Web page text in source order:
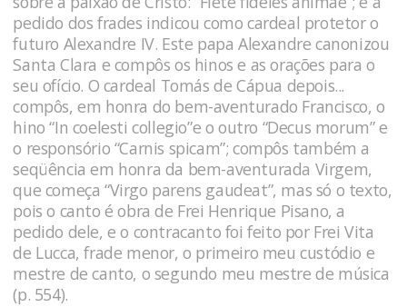
pedido dos frades indicou como cardeal protetor o
futuro Alexandre IV. Este papa Alexandre canonizou
Santa Clara e compôs os hinos e as orações para o
seu ofício. O cardeal Tomás de Cápua depois...
compôs, em honra do bem-aventurado Francisco, o
hino “In coelesti collegio”e o outro “Decus morum” e
o responsório “Carnis spicam”; compôs também a
seqüência em honra da bem-aventurada Virgem,
que começa “Virgo parens gaudeat”, mas só o texto,
pois o canto é obra de Frei Henrique Pisano, a
pedido dele, e o contracanto foi feito por Frei Vita
de Lucca, frade menor, o primeiro meu custódio e
mestre de canto, o segundo meu mestre de música
(p. 554).